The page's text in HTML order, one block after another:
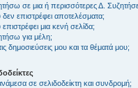
σε μια ή περισσότερες Δ.
δεν επιστρέφει αποτελέσματα;
μια κενή σελίδα;
για μέλη;
μου και τα θέματά μου;
σε σελιδοδείκτη και συνδρομή;